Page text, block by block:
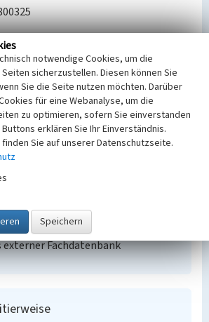
des Tagebaus Scheibe
externer Fachdatenbank
notwendige Cookies, um die
sicherzustellen. Diesen können Sie
Sie die Seite nutzen möchten. Darüber
für eine Webanalyse, um die
zu optimieren, sofern Sie einverstanden
erklären Sie Ihr Einverständnis.
Sie auf unserer Datenschutzseite.